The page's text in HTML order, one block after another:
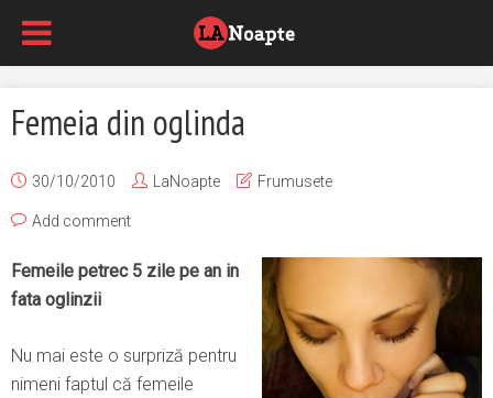
Femeia din oglinda
30/10/2010 LaNoapte Frumusete
Add comment
Femeile petrec 5 zile pe an in
fata oglinzii
Nu mai este o surpriză pentru
nimeni faptul că femeile